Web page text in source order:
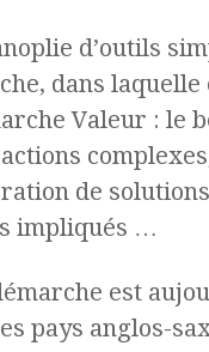
d’outils
dans
Valeur : le
de
impliqués …
est
pays anglos-